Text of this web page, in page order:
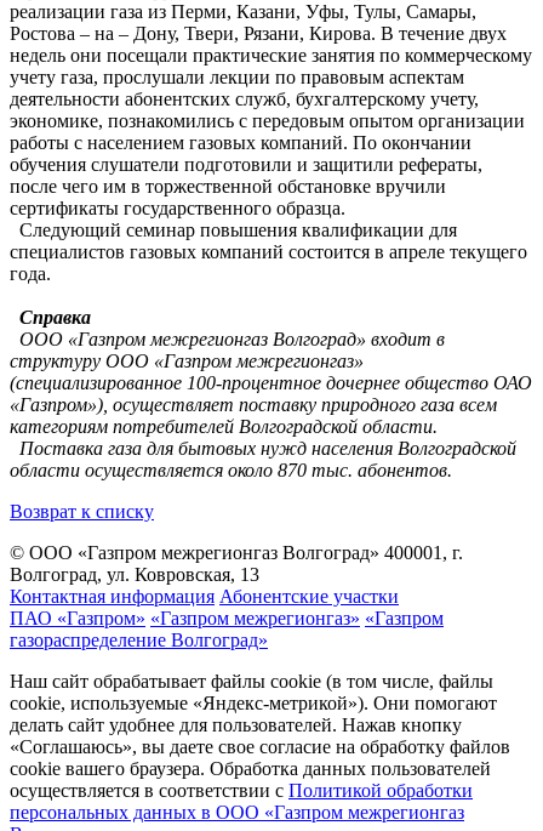
реализации газа из Перми, Казани, Уфы, Тулы, Самары,
Ростова – на – Дону, Твери, Рязани, Кирова. В течение двух
недель они посещали практические занятия по коммерческому
учету газа, прослушали лекции по правовым аспектам
деятельности абонентских служб, бухгалтерскому учету,
экономике, познакомились с передовым опытом организации
работы с населением газовых компаний. По окончании
обучения слушатели подготовили и защитили рефераты,
после чего им в торжественной обстановке вручили
сертификаты государственного образца.
Следующий семинар повышения квалификации для
специалистов газовых компаний состоится в апреле текущего
года.
Справка
ООО «Газпром межрегионгаз Волгоград» входит в
структуру ООО «Газпром межрегионгаз»
(специализированное 100-процентное дочернее общество ОАО
«Газпром»), осуществляет поставку природного газа всем
категориям потребителей Волгоградской области.
Поставка газа для бытовых нужд населения Волгоградской
области осуществляется около 870 тыс. абонентов.
Возврат к списку
© ООО «Газпром межрегионгаз Волгоград» 400001, г.
Волгоград, ул. Ковровская, 13
Контактная информация Абонентские участки
ПАО «Газпром» «Газпром межрегионгаз» «Газпром
газораспределение Волгоград»
Наш сайт обрабатывает файлы cookie (в том числе, файлы
cookie, используемые «Яндекс-метрикой»). Они помогают
делать сайт удобнее для пользователей. Нажав кнопку
«Соглашаюсь», вы даете свое согласие на обработку файлов
cookie вашего браузера. Обработка данных пользователей
осуществляется в соответствии с Политикой обработки
персональных данных в ООО «Газпром межрегионгаз